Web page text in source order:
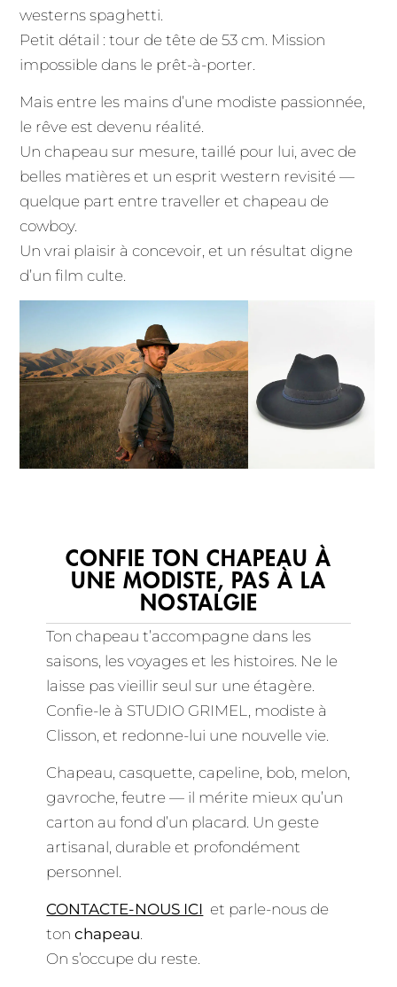
westerns spaghetti.
Petit détail : tour de tête de 53 cm. Mission
impossible dans le prêt-à-porter.
Mais entre les mains d’une modiste passionnée,
le rêve est devenu réalité.
Un chapeau sur mesure, taillé pour lui, avec de
belles matières et un esprit western revisité —
quelque part entre traveller et chapeau de
cowboy.
Un vrai plaisir à concevoir, et un résultat digne
d’un film culte.
CONFIE TON CHAPEAU À
UNE MODISTE, PAS À LA
NOSTALGIE
Ton chapeau t’accompagne dans les
saisons, les voyages et les histoires. Ne le
laisse pas vieillir seul sur une étagère.
Confie-le à STUDIO GRIMEL, modiste à
Clisson, et redonne-lui une nouvelle vie.
Chapeau, casquette, capeline, bob, melon,
gavroche, feutre — il mérite mieux qu’un
carton au fond d’un placard. Un geste
artisanal, durable et profondément
personnel.
CONTACTE-NOUS ICI et parle-nous de
tonchapeau
On s’occupe du reste.